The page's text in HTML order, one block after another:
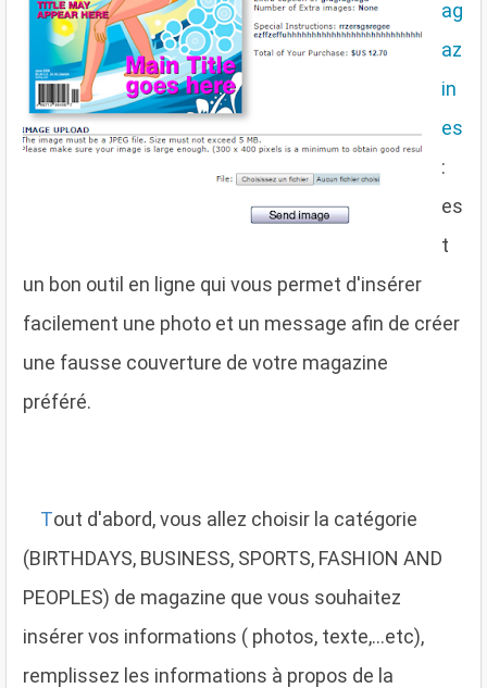
ag
az
in
es
:
es
t
un bon outil en ligne qui vous permet d'insérer
facilement une photo et un message afin de créer
une fausse couverture de votre magazine
préféré.
Tout d'abord, vous allez choisir la catégorie
(BIRTHDAYS, BUSINESS, SPORTS, FASHION AND
PEOPLES) de magazine que vous souhaitez
insérer vos informations ( photos, texte,...etc),
remplissez les informations à propos de la